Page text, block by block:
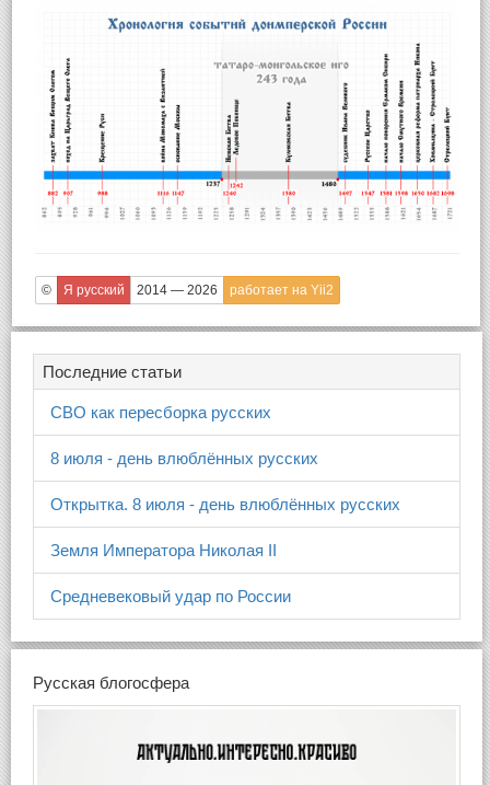
© Я русский 2014 — 2026 работает на Yii2
Последние статьи
СВО как пересборка русских
8 июля - день влюблённых русских
Открытка. 8 июля - день влюблённых русских
Земля Императора Николая II
Средневековый удар по России
Русская блогосфера